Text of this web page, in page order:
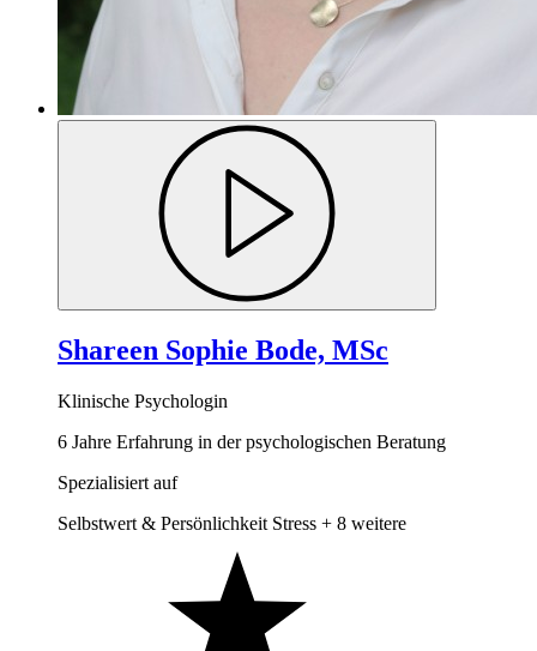
Shareen Sophie Bode, MSc
Klinische Psychologin
6 Jahre Erfahrung in der psychologischen Beratung
Spezialisiert auf
Selbstwert & Persönlichkeit Stress + 8 weitere